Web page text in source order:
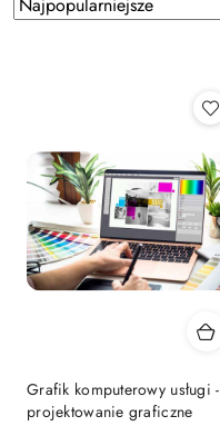
sortowanie:
według
Grafik komputerowy usługi -
projektowanie graficzne